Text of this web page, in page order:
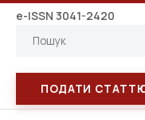
e-ISSN 3041-2420
ПОДАТИ